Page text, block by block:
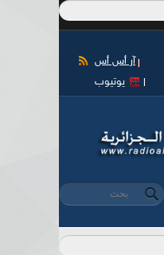
آر أس أس
يوتيوب
استمارة البحث
‏بحث ‏